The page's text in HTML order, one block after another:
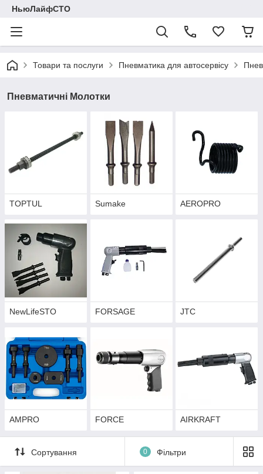
НьюЛайфСТО
Товари та послуги Пневматика для автосервісу
Пневматичні Молотки
TOPTUL Sumake AEROPRO
NewLifeSTO FORSAGE JTC
AMPRO FORCE AIRKRAFT
Сортування 0 Фільтри